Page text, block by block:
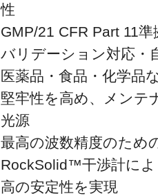
性
GMP/21 CFR Part 11準
バリデーション対応・
医薬品・食品・化学品
堅牢性を高め、メンテ
光源
最高の波数精度のため
RockSolid™干渉計に
高の安定性を実現